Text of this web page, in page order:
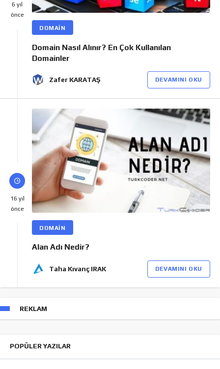
6 yıl
önce
DOMAIN
Domain Nasıl Alınır? En Çok Kullanılan
Domainler
Zafer KARATAŞ DEVAMINI OKU
16 yıl
önce
DOMAIN
Alan Adı Nedir?
Taha Kıvanç IRAK DEVAMINI OKU
REKLAM
POPÜLER YAZILAR